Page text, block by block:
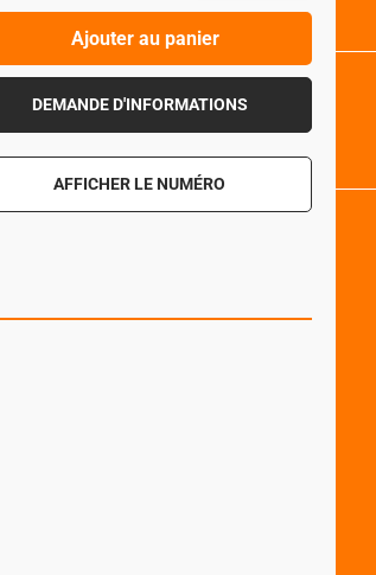
Ajouter au panier
DEMANDE D'INFORMATIONS
AFFICHER LE NUMÉRO